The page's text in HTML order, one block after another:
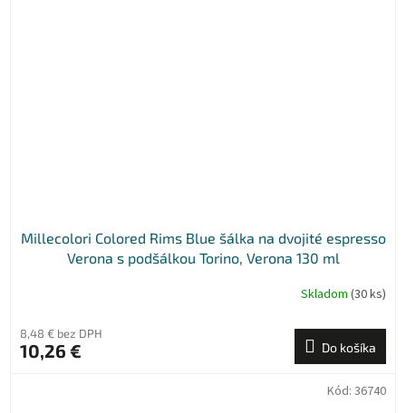
Millecolori Colored Rims Blue šálka na dvojité espresso
Verona s podšálkou Torino, Verona 130 ml
Skladom (30 ks)
8,48 € bez DPH
10,26 € Do košíka
Kód: 36740